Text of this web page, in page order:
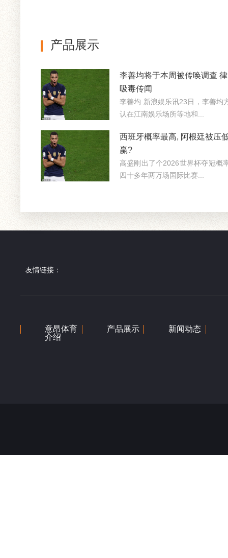
产品展示
李善均将于本周被传唤调查
吸毒传闻
李善均 新浪娱乐讯23日，李善均
认在江南娱乐场所等地和...
西班牙概率最高, 阿根廷被压
赢?
高盛刚出了个2026世界杯夺冠概
四十多年两万场国际比赛...
友情链接：
意昂体育
介绍
产品展示 新闻动态